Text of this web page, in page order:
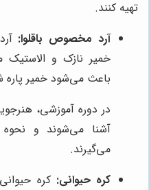
تهیه کنند.
آرد مخصوص باقلوا:
خمیر نازک و الاستیک
باعث می‌شود خمیر
در دوره آموزشی،
آشنا می‌شوند و
می‌گیرند.
کره حیوانی: کره